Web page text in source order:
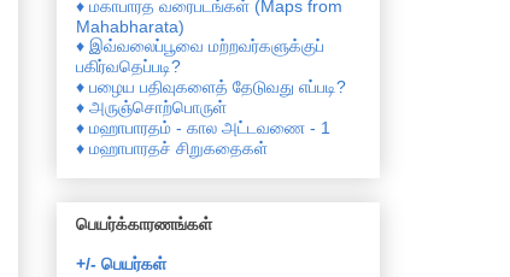
♦ மகாபாரத வரைபடங்கள் (Maps from
Mahabharata)
♦ இவ்வலைப்பூவை மற்றவர்களுக்குப்
பகிர்வதெப்படி?
♦ பழைய பதிவுகளைத் தேடுவது எப்படி?
♦ அருஞ்சொற்பொருள்
♦ மஹாபாரதம் - கால அட்டவணை - 1
♦ மஹாபாரதச் சிறுகதைகள்
பெயர்க்காரணங்கள்
+/- பெயர்கள்